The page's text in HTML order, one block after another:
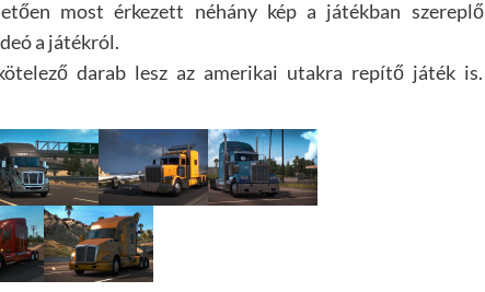
most érkezett néhány kép a játékban szereplő
a játékról.
darab lesz az amerikai utakra repítő játék is.